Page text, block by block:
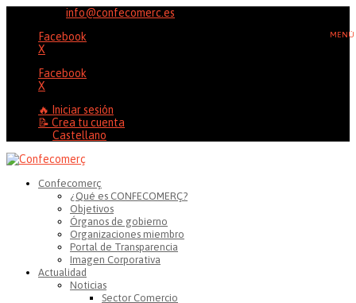
info@confecomerc.es
Facebook
X
Facebook
X
🔥 Iniciar sesión
📝 Crea tu cuenta
Castellano
Confecomerç
¿Qué es CONFECOMERÇ?
Objetivos
Órganos de gobierno
Organizaciones miembro
Portal de Transparencia
Imagen Corporativa
Actualidad
Noticias
Sector Comercio